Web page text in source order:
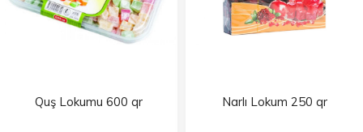
Quş Lokumu 600 qr Narlı Lokum 250 qr